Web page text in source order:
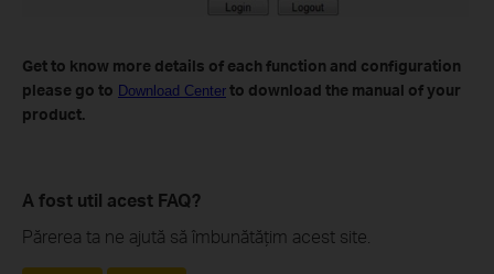
Get to know more details of each function and configuration
please go to Download Center to download the manual of your
product.
A fost util acest FAQ?
Părerea ta ne ajută să îmbunătățim acest site.